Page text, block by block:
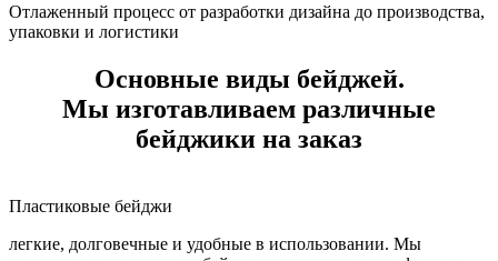
Отлаженный процесс от разработки дизайна до производства,
упаковки и логистики
Основные виды бейджей.
Мы изготавливаем различные
бейджики на заказ
Пластиковые бейджи
легкие, долговечные и удобные в использовании. Мы